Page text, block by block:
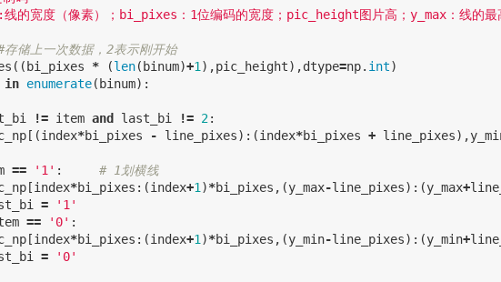
(( bi_pixes * (len( binum)+1 ),pic_height),dtype=np. int)
in enumerate( binum):
!= item and last_bi != 2:
[(index*bi_pixes - line_pixes):(index*bi_pixes + line_pixes),
== '1' :
[index*bi_pixes :(index+1 )*bi_pixes ,(y_max-line_pixes):(y_max+
=
'1'
== '0' :
[index*bi_pixes :(index+1 )*bi_pixes ,(y_min-line_pixes):(y_min+
=
'0'